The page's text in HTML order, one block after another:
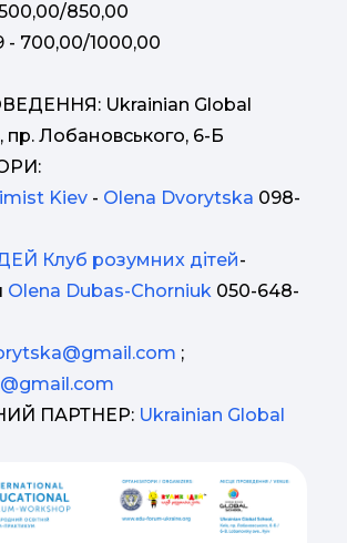
500,00/850,00
- 700,00/1000,00
Ukrainian Global
пр. Лобановського, 6-Б
Kiev - Olena Dvorytska 098-
Клуб розумних дітей-
Olena Dubas-Chorniuk 050-648-
;
ПАРТНЕР: Ukrainian Global